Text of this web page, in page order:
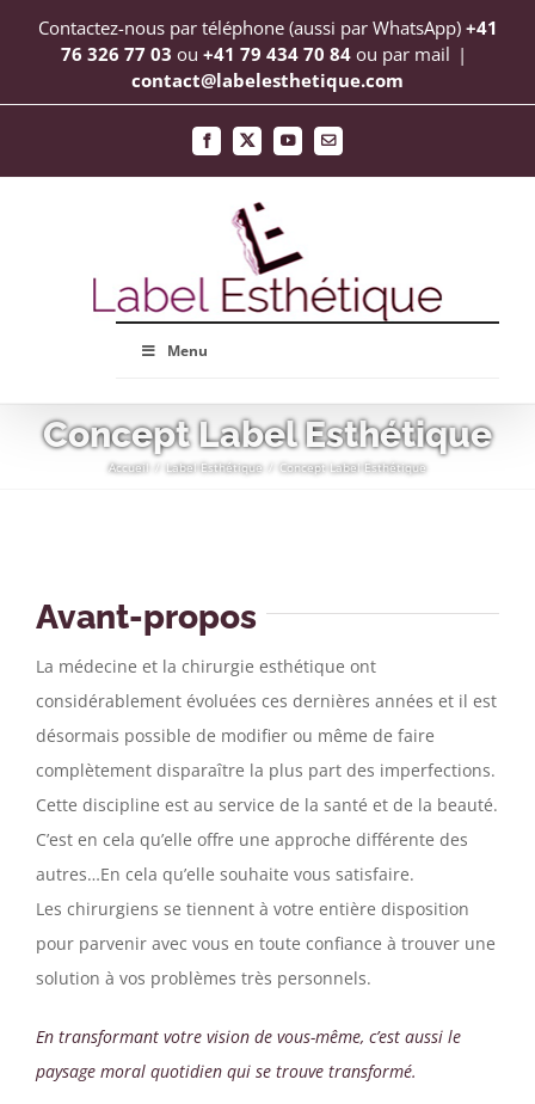
PasserContactez-nous par téléphone (aussi par WhatsApp) +41
76 326 77 03 ou +41 79 434 70 84 ou par mail |
contact@labelesthetique.com
Facebook
X YouTubeEmail
Menu
Concept Label Esthétique
Accueil Label Esthétique Concept Label Esthétique
Avant-propos
La médecine et la chirurgie esthétique ont
considérablement évoluées ces dernières années et il est
désormais possible de modifier ou même de faire
complètement disparaître la plus part des imperfections.
Cette discipline est au service de la santé et de la beauté.
C’est en cela qu’elle offre une approche différente des
autres…En cela qu’elle souhaite vous satisfaire.
Les chirurgiens se tiennent à votre entière disposition
pour parvenir avec vous en toute confiance à trouver une
solution à vos problèmes très personnels.
En transformant votre vision de vous-même, c’est aussi le
paysage moral quotidien qui se trouve transformé.